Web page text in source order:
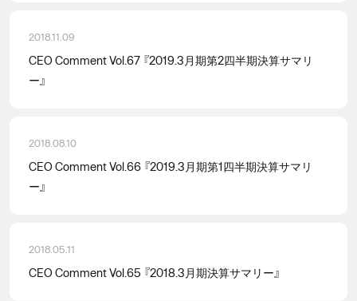
2018.11.09
CEO Comment Vol.67 『2019.3月期第2四半期決算サマリ
ー』
2018.08.10
CEO Comment Vol.66 『2019.3月期第1四半期決算サマリ
ー』
2018.05.11
CEO Comment Vol.65 『2018.3月期決算サマリー』